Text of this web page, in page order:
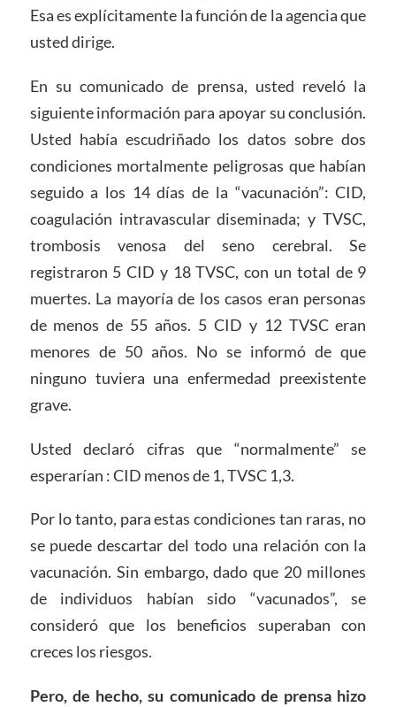
Esa es explícitamente la función de la agencia que
usted dirige.
En su comunicado de prensa, usted reveló la
siguiente información para apoyar su conclusión.
Usted había escudriñado los datos sobre dos
condiciones mortalmente peligrosas que habían
seguido a los 14 días de la “vacunación”: CID,
coagulación intravascular diseminada; y TVSC,
trombosis venosa del seno cerebral. Se
registraron 5 CID y 18 TVSC, con un total de 9
muertes. La mayoría de los casos eran personas
de menos de 55 años. 5 CID y 12 TVSC eran
menores de 50 años. No se informó de que
ninguno tuviera una enfermedad preexistente
grave.
Usted declaró cifras que “normalmente” se
esperarían : CID menos de 1, TVSC 1,3.
Por lo tanto, para estas condiciones tan raras, no
se puede descartar del todo una relación con la
vacunación. Sin embargo, dado que 20 millones
de individuos habían sido “vacunados”, se
consideró que los beneficios superaban con
creces los riesgos.
Pero, de hecho, su comunicado de prensa hizo